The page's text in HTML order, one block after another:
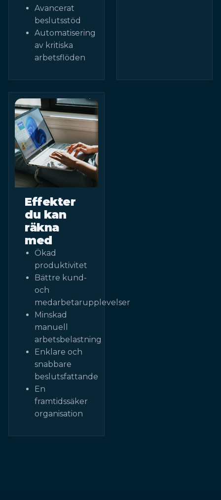
Avancerat
beslutsstöd
Automatisering
av kritiska
arbetsflöden
Effekter
du kan
räkna
med
Ökad
produktivitet
Bättre kund-
och
medarbetarupplevelser
Minskad
manuell
arbetsbelastning
Enklare och
snabbare
beslutsfattande
En
framtidssäker
organisation